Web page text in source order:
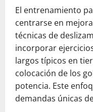
El entrenamiento
centrarse en
técnicas de
incorporar
largos típicos en
colocación de los
potencia. Este
demandas únicas